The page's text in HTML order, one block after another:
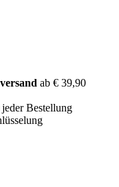
ab € 39,90
jeder Bestellung